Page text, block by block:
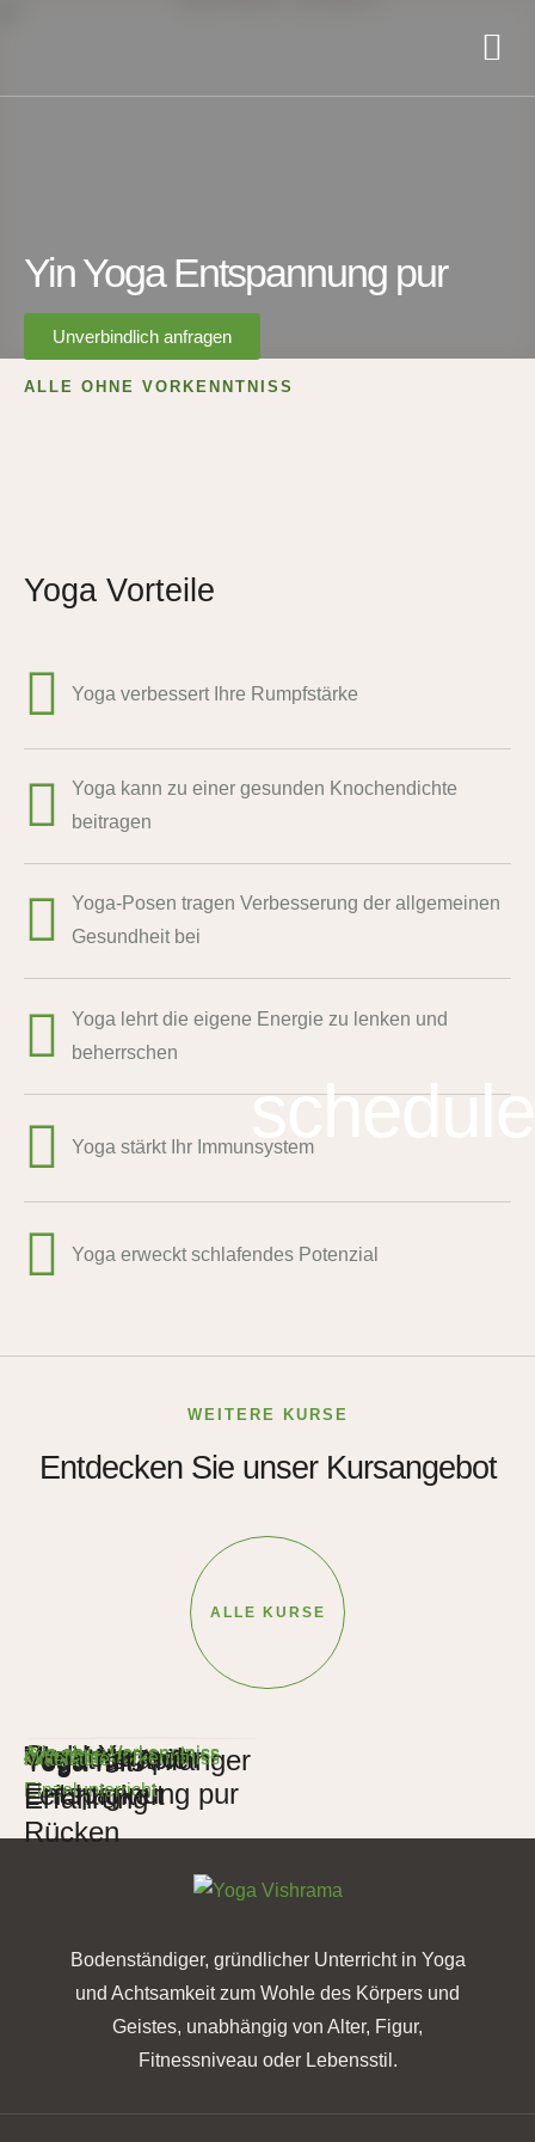
Yin Yoga Entspannung pur
Unverbindlich anfragen
ALLE OHNE VORKENNTNISS
Yoga Vorteile
Yoga verbessert Ihre Rumpfstärke
Yoga kann zu einer gesunden Knochendichte
beitragen
Yoga-Posen tragen Verbesserung der allgemeinen
Gesundheit bei
Yoga lehrt die eigene Energie zu lenken und
beherrschen
Yoga stärkt Ihr Immunsystem
Yoga erweckt schlafendes Potenzial
schedule
WEITERE KURSE
Entdecken Sie unser Kursangebot
ALLE KURSE
Stuhl-Yoga
Alle ohne Vorkenntniss
Yin Yoga
Entspannung pur
Alle ohne Vorkenntniss
Yoga für mehr
Leichtigkeit
Rücken
Gruppenkurs
Yogatherapie
Individueller
Einzelunterricht
Yoga für Anfänger
Alle ohne Vorkenntniss
Yoga mit
Erfahrung
Mittelstufe
Bodenständiger, gründlicher Unterricht in Yoga
und Achtsamkeit zum Wohle des Körpers und
Geistes, unabhängig von Alter, Figur,
Fitnessniveau oder Lebensstil.